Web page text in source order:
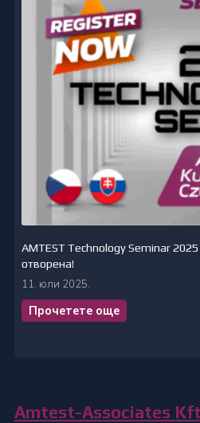
AMTEST Technology Seminar
отворена!
11. юли 2025.
Прочетете още
Amtest-Associates